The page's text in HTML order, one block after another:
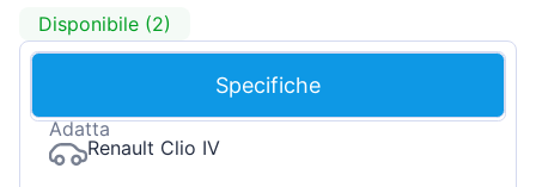
Disponibile (2)
Specifiche
Adatta
Renault Clio IV